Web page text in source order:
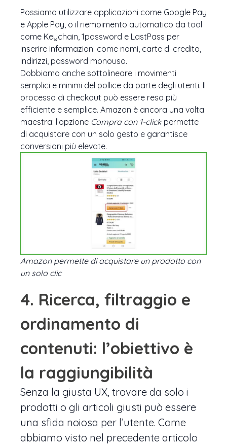
Possiamo utilizzare applicazioni come Google Pay
e Apple Pay, o il riempimento automatico da tool
come Keychain, 1password e LastPass per
inserire informazioni come nomi, carte di credito,
indirizzi, password monouso.
Dobbiamo anche sottolineare i movimenti
semplici e minimi del pollice da parte degli utenti. Il
processo di checkout può essere reso più
efficiente e semplice. Amazon è ancora una volta
maestra: l’opzione Compra con 1-clickpermette
di acquistare con un solo gesto e garantisce
conversioni più elevate.
Amazon permette di acquistare un prodotto con
un solo clic
4. Ricerca, filtraggio e
ordinamento di
contenuti: l’obiettivo è
la raggiungibilità
Senza la giusta UX, trovare da solo i
prodotti o gli articoli giusti può essere
una sfida noiosa per l’utente. Come
abbiamo visto nel precedente articolo